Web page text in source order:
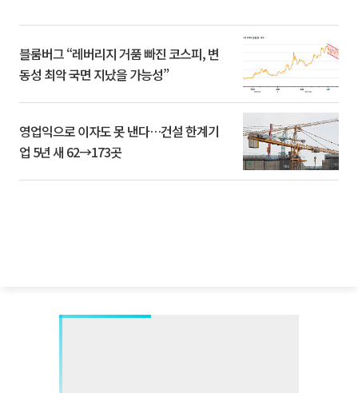
블룸버그 “레버리지 거품 빠진 코스피, 변
동성 최악 국면 지났을 가능성”
영업익으로 이자도 못 낸다…건설 한계기
업 5년 새 62→173곳